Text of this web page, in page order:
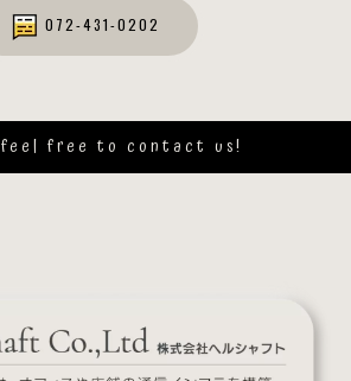
072-431-0202
feel free to contact us!